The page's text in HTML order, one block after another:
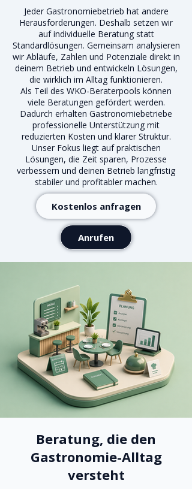
Jeder Gastronomiebetrieb hat andere
Herausforderungen. Deshalb setzen wir
auf individuelle Beratung statt
Standardlösungen. Gemeinsam analysieren
wir Abläufe, Zahlen und Potenziale direkt in
deinem Betrieb und entwickeln Lösungen,
die wirklich im Alltag funktionieren.
Als Teil des WKO-Beraterpools können
viele Beratungen gefördert werden.
Dadurch erhalten Gastronomiebetriebe
professionelle Unterstützung mit
reduzierten Kosten und klarer Struktur.
Unser Fokus liegt auf praktischen
Lösungen, die Zeit sparen, Prozesse
verbessern und deinen Betrieb langfristig
stabiler und profitabler machen.
Kostenlos anfragen
Anrufen
Beratung, die den
Gastronomie-Alltag
versteht